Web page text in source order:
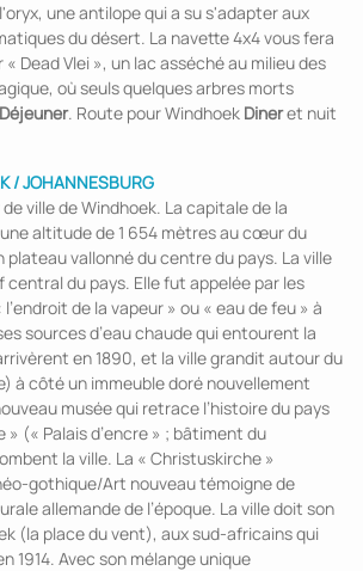
une antilope qui a su s'adapter aux
du désert. La navette 4x4 vous fera
Dead Vlei », un lac asséché au milieu des
où seuls quelques arbres morts
Déjeuner. Route pour Windhoek Dineret nuit
/JOHANNESBURG
de ville de Windhoek. La capitale de la
altitude de 1 654 mètres au cœur du
plateau vallonné du centre du pays. La ville
du pays. Elle fut appelée par les
de la vapeur » ou « eau de feu » à
sources d’eau chaude qui entourent la
en 1890, et la ville grandit autour du
à côté un immeuble doré nouvellement
musée qui retrace l’histoire du pays
» (« Palais d’encre » ; bâtiment du
la ville. La « Christuskirche »
gothique/Art nouveau témoigne de
allemande de l’époque. La ville doit son
(la place du vent), aux sud-africains qui
1914. Avec son mélange unique